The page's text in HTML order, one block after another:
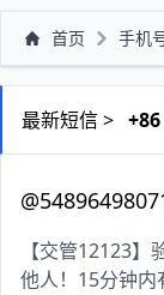
首页 手机
最新短信 >
【交管12123
他人！15分钟内